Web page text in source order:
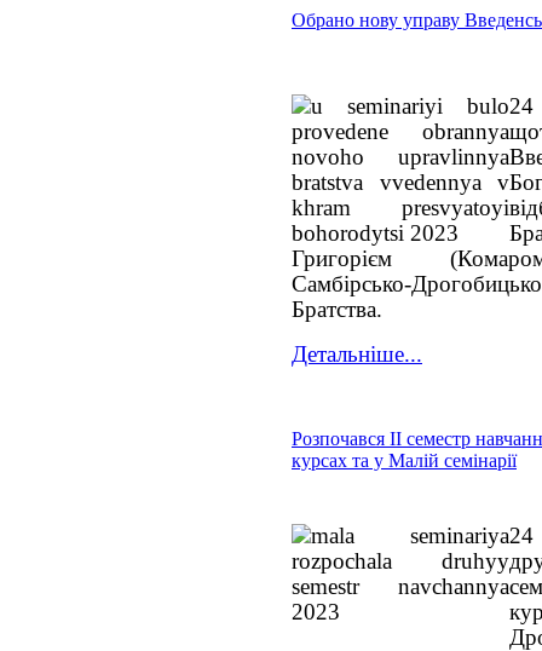
Обрано нову управу
Григорієм
Самбірсько-
Братства.
Детальніше...
Розпочався ІІ семестр
курсах та у Малій семінарії
24